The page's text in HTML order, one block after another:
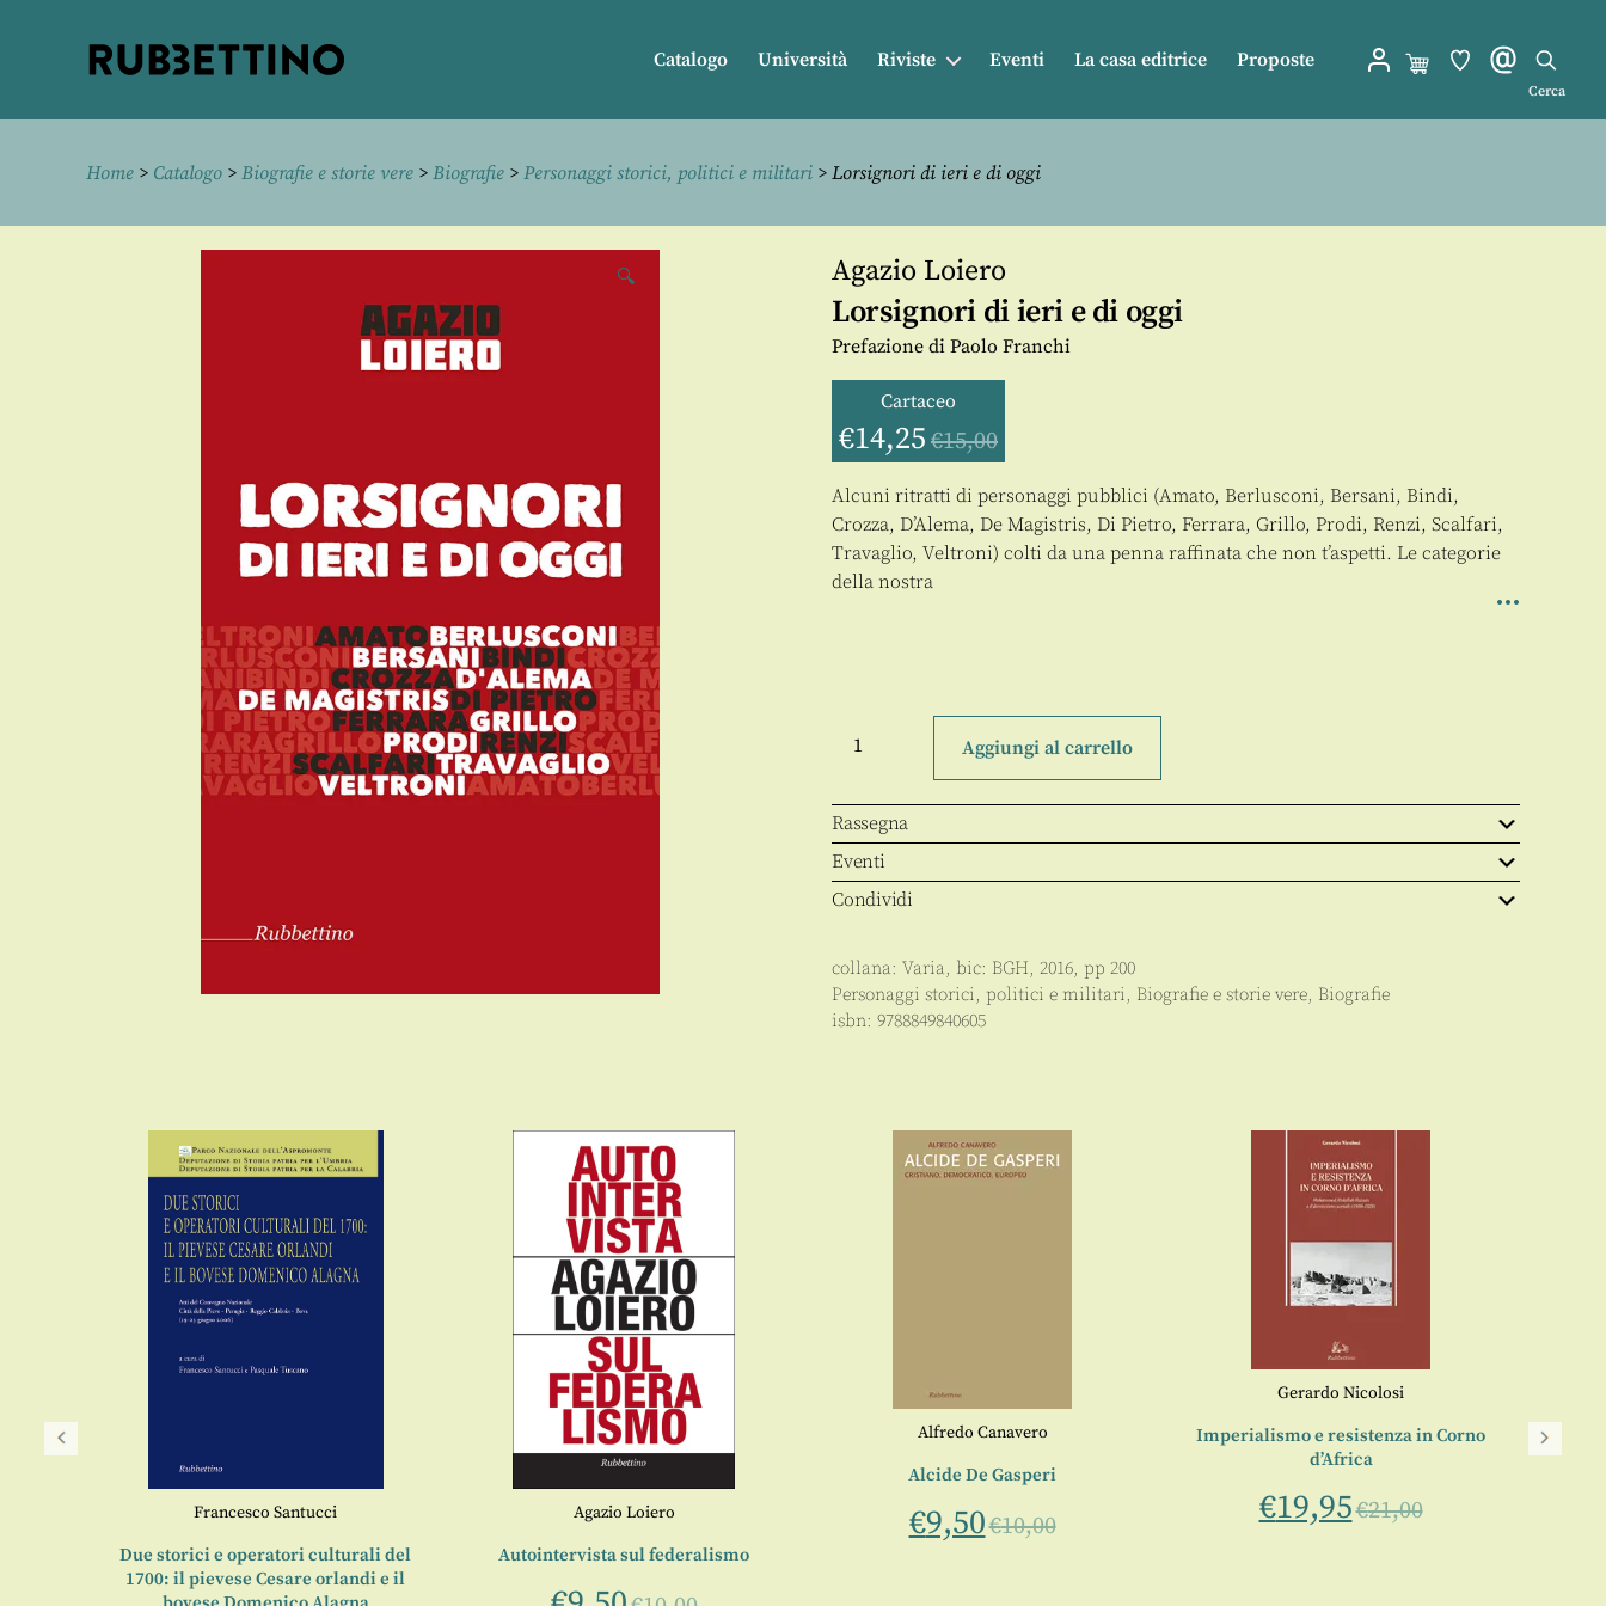
Catalogo Università Riviste Eventi La casa editrice Proposte
Cerca
Home > Catalogo > Biografie e storie vere > Biografie > Personaggi storici, politici e militari > Lorsignori di ieri e di oggi
🔍 Agazio Loiero
Lorsignori di ieri e di oggi
Prefazione di Paolo Franchi
Cartaceo
€14,25 €15,00
Alcuni ritratti di personaggi pubblici (Amato, Berlusconi, Bersani, Bindi,
Crozza, D’Alema, De Magistris, Di Pietro, Ferrara, Grillo, Prodi, Renzi, Scalfari,
Travaglio, Veltroni) colti da una penna raffinata che non t’aspetti. Le categorie
della nostra
di
oggi
quantità
Aggiungi al carrello
Rassegna
Eventi
Condividi
collana: Varia, bic: BGH, 2016, pp 200
Personaggi storici, politici e militari, Biografie e storie vere, Biografie
isbn: 9788849840605
Francesco Santucci
Due storici e operatori culturali del
1700: il pievese Cesare orlandi e il
Agazio Loiero
Autointervista sul federalismo
Alfredo Canavero
Alcide De Gasperi
€9,50€10,00
Gerardo Nicolosi
Imperialismo e resistenza in Corno
d’Africa
€19,95€21,00